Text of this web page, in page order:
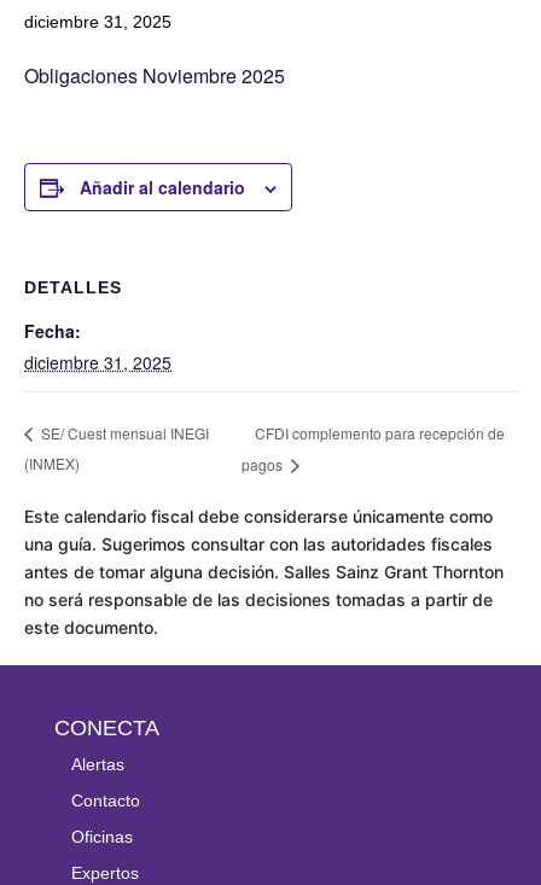
diciembre 31, 2025
Obligaciones Noviembre 2025
Añadir al calendario
DETALLES
Fecha:
diciembre 31, 2025
SE/ Cuest mensual INEGI
(INMEX)
CFDI complemento para recepción de
pagos
Este calendario fiscal debe considerarse únicamente como
una guía. Sugerimos consultar con las autoridades fiscales
antes de tomar alguna decisión. Salles Sainz Grant Thornton
no será responsable de las decisiones tomadas a partir de
este documento.
CONECTA
Alertas
Contacto
Oficinas
Expertos